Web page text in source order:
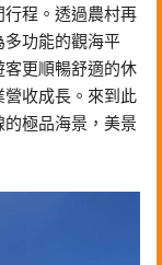
程。透過農村再
多功能的觀海平
客更順暢舒適的休
收成長。來到此
極品海景，美景